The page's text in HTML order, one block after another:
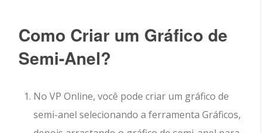
Como Criar um Gráfico de
Semi-Anel?
No VP Online, você pode criar um gráfico de
semi-anel selecionando a ferramenta Gráficos,